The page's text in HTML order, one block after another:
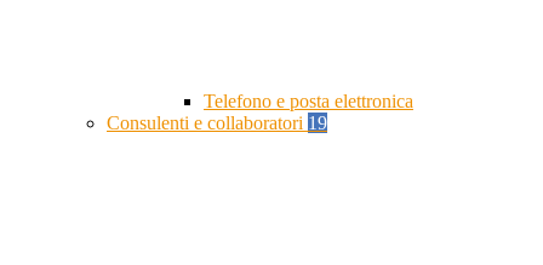
Telefono e posta elettronica
Consulenti e collaboratori 19